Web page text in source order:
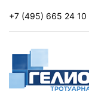
+7 (495) 665 24 10